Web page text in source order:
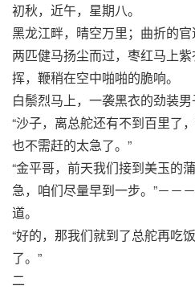
初秋，近午，星期八。
黑龙江畔，晴空万里；曲折的官
两匹健马扬尘而过，枣红马上
挥，鞭稍在空中啪啪的脆响。
白鬃烈马上，一袭黑衣的劲装男
“沙子，离总舵还有不到百里了
也不需赶的太急了。”
“金平哥，前天我们接到美玉的
急，咱们尽量早到一步。”－－
道。
“好的，那我们就到了总舵再吃
了。”
二